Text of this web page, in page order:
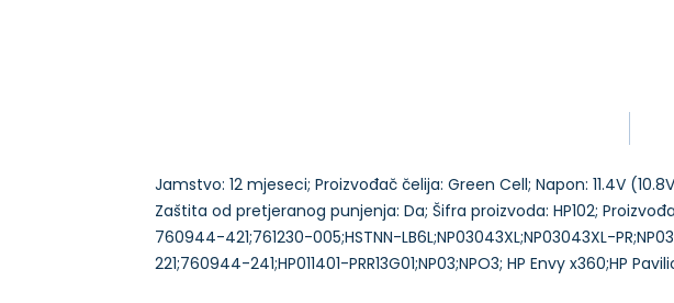
Jamstvo: 12 mjeseci; Proizvođač čelija: Green Cell; Napon: 11.4V
Zaštita od pretjeranog punjenja: Da; Šifra proizvoda: HP102; Proizvođač:
760944-421;761230-005;HSTNN-LB6L;NP03043XL;NP03043XL-